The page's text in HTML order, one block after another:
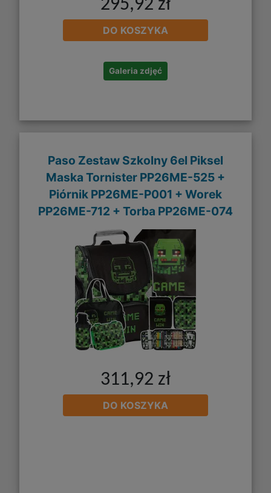
295,92 zł
DO KOSZYKA
Galeria zdjęć
Paso Zestaw Szkolny 6el Piksel
Maska Tornister PP26ME-525 +
Piórnik PP26ME-P001 + Worek
PP26ME-712 + Torba PP26ME-074
311,92 zł
DO KOSZYKA